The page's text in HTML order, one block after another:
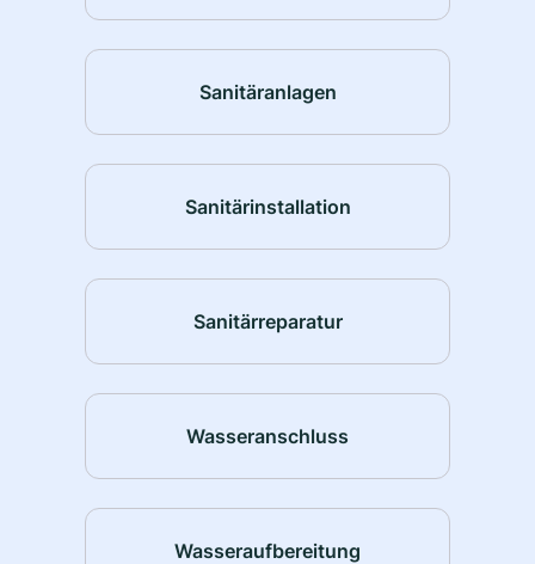
Sanitäranlagen
Sanitärinstallation
Sanitärreparatur
Wasseranschluss
Wasseraufbereitung